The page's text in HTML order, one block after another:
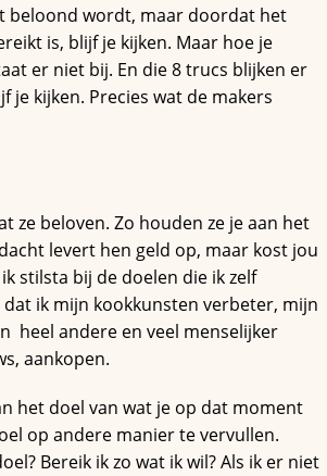
beloond wordt, maar doordat het
is, blijf je kijken. Maar hoe je
er niet bij. En die 8 trucs blijken er
je kijken. Precies wat de makers
ze beloven. Zo houden ze je aan het
levert hen geld op, maar kost jou
stilsta bij de doelen die ik zelf
dat ik mijn kookkunsten verbeter, mijn
heel andere en veel menselijker
aankopen.
het doel van wat je op dat moment
op andere manier te vervullen.
Bereik ik zo wat ik wil? Als ik er niet